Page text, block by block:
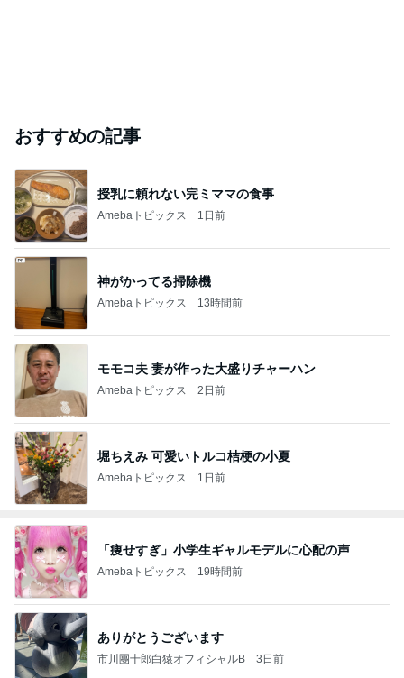
おすすめの記事
授乳に頼れない完ミママの食事
Amebaトピックス 1日前
神がかってる掃除機
Amebaトピックス 13時間前
モモコ夫 妻が作った大盛りチャーハン
Amebaトピックス 2日前
堀ちえみ 可愛いトルコ桔梗の小夏
Amebaトピックス 1日前
「痩せすぎ」小学生ギャルモデルに心配の声
Amebaトピックス 19時間前
ありがとうございます
市川團十郎白猿オフィシャルB 3日前